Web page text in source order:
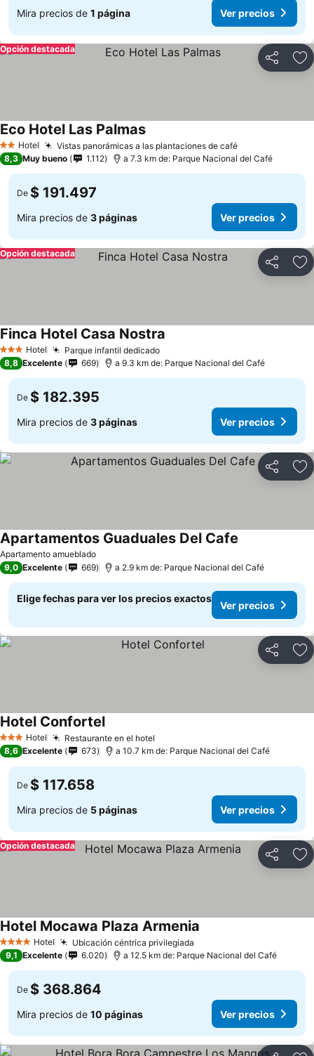
Mira precios de 1 página Ver precios
Compartir
Opción destacada
2 Estrellas
Hotel Vistas panorámicas a las plantaciones de café
Eco Hotel Las Palmas
8,3 Muy bueno 1.112 a 7.3 km de: Parque Nacional del Café
De $ 191.497
Mira precios de 3 páginas Ver precios
Compartir
Opción destacada
3 Estrellas
Hotel Parque infantil dedicado
Finca Hotel Casa Nostra
8,8 Excelente 669 a 9.3 km de: Parque Nacional del Café
De $ 182.395
Mira precios de 3 páginas Ver precios
Compartir
Apartamento amueblado
Apartamentos Guaduales Del Cafe
9,0 Excelente 669 a 2.9 km de: Parque Nacional del Café
Elige fechas para ver los precios exactos
Ver precios
Compartir
3 Estrellas
Hotel Restaurante en el hotel
Hotel Confortel
8,6 Excelente 673 a 10.7 km de: Parque Nacional del Café
De $ 117.658
Mira precios de 5 páginas Ver precios
Compartir
Opción destacada
4 EstrellasHotel Ubicación céntrica privilegiada
Hotel Mocawa Plaza Armenia
9,1 Excelente 6.020 a 12.5 km de: Parque Nacional del Café
De $ 368.864
Mira precios de 10 páginas Ver precios